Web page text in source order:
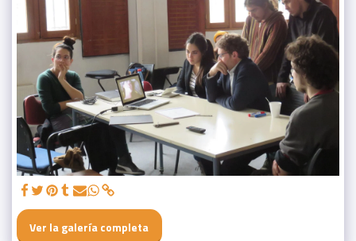
Ver la galería completa